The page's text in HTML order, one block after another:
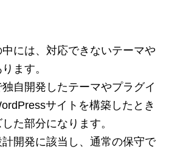
には、対応できないテーマや
ます。
自開発したテーマやプラグイ
サイトを構築したとき
た部分になります。
開発に該当し、通常の保守で